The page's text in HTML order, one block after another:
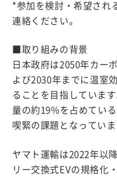
*参加を検討・希望され
連絡ください。
■取り組みの背景
日本政府は2050年カー
よび2030年までに温室
ることを目指していま
量の約19%を占めてい
喫緊の課題となっていま
ヤマト運輸は2022年以
リー交換式EVの規格化